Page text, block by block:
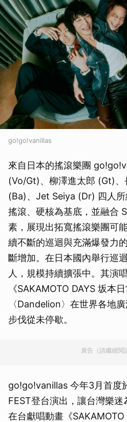
go!go!vanillas
來自日本的搖滾樂團
(Vo/Gt)、柳澤進太郎 (Gt)
(Ba)、Jet Seiya (Dr) 四人
搖滾、硬核為基底，並融合
素，展現出拓寬搖滾樂團可
續不斷的巡迴與充滿爆發力
斷增加。在日本國內舉行巡
人，規模持續擴張中。其演
《SAKAMOTO DAYS 坂本
〈Dandelion〉在世界各地
步伐從未停歇。
廣告（請繼續閱
go!go!vanillas 今年3月首度
FEST登台演出，讓台灣樂
在台獻唱動畫《